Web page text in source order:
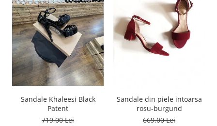
Sandale Khaleesi Black
Patent
719,00 Lei
Sandale din piele intoarsa
rosu-burgund
669,00 Lei